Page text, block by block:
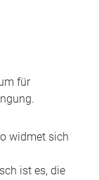
für
widmet sich
ist es, die